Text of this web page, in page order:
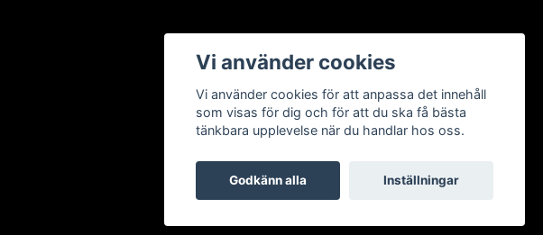
Vi använder cookies
Vi använder cookies för att anpassa det innehåll
som visas för dig och för att du ska få bästa
tänkbara upplevelse när du handlar hos oss.
Godkänn alla Inställningar